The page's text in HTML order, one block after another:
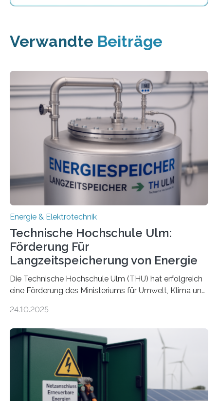
Verwandte Beiträge
Energie & Elektrotechnik
Technische Hochschule Ulm:
Förderung Für
Langzeitspeicherung von Energie
Die Technische Hochschule Ulm (THU) hat erfolgreich
eine Förderung des Ministeriums für Umwelt, Klima und
Forschungsprojekt „LAGER – Langzeitspeicherung in
Quartieren“ eingeworben. Ziel des Projekts ist die
Entwicklung, Erprobung und Demonstration von
Konzepten zur langfristigen Energiespeicherung in
sektorübergreifend vernetzten Energiesystemen. Das
Projekt startete am 15. Oktober 2025, hat eine Laufzeit
von drei Jahren und ein Gesamtvolumen von rund 2,9
24.10.2025